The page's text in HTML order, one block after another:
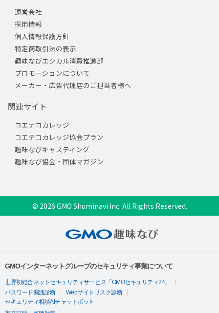
運営会社
採用情報
個人情報保護方針
特定商取引法の表示
趣味なびエシカル消費推進部
プロモーションについて
メーカー・広告代理店のご担当者様へ
関連サイト
コエテコカレッジ
コエテコカレッジ協会プラン
趣味なびキャスティング
趣味なび協会・団体マガジン
© 2026 GMO Shuminavi Inc. All Rights Reserved.